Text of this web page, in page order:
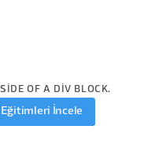
OF A DIV BLOCK.
Eğitimleri İncele